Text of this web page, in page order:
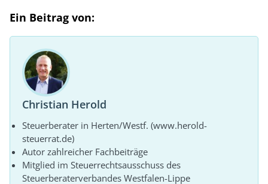
Ein Beitrag von:
Christian Herold
Steuerberater in Herten/Westf. (www.herold-
steuerrat.de)
Autor zahlreicher Fachbeiträge
Mitglied im Steuerrechtsausschuss des
Steuerberaterverbandes Westfalen-Lippe